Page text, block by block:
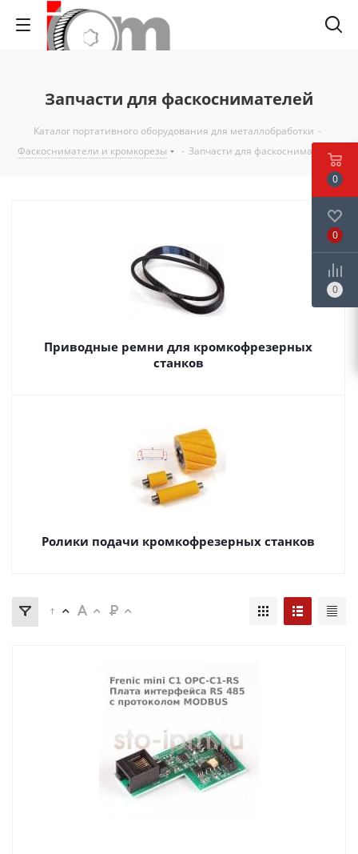
Запчасти для фаскоснимателей
Каталог портативного оборудования для металлобработки -
Фаскосниматели и кромкорезы
- Запчасти для фаскоснимателей
Приводные ремни для кромкофрезерных
станков
Ролики подачи кромкофрезерных станков
0
0
0